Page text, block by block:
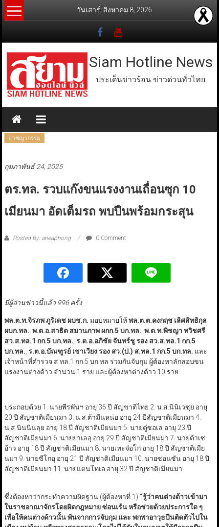
Skip
to
วันเสาร์, สิงหาคม 8, 2026
Siam Hotline News
ประเด็นข่าวร้อน ข่าวด่วนทั่วไทย
อาชญากรรม
กุมภาพันธ์ 24, 2025
ตร.ทล. รวบแก๊งขนแรงงานเถื่อนซุก 10
เมียนมา อัดเต็มรถ พบปืนพร้อมกระสุน
Posted By: aneaphong 0 Comment
มีผู้อ่านข่าวนี้แล้ว 996 ครั้ง
พล.ต.ท.จิรภพ ภูริเดช ผบช.ก. มอบหมายให้พล.ต.ต.คงกฤช เลิศสิทธิกุล
ผบก.ทล., พ.ต.อ.สาธิต สมานภาพ ผกก.5 บก.ทล., พ.ต.ท.พิชญา ทวิชศรี
สว.ส.ทล.1 กก.5 บก.ทล., ร.ต.อ.อภิชัย จันทร์ชู รอง สว.ส.ทล.1 กก.5
บก.ทล., ร.ต.อ.บัณฑูรย์ เขาเวียง รอง สว.(ป.) ส.ทล.1 กก.5 บก.ทล. และ
เจ้าหน้าที่ตำรวจ ส.ทล.1 กก.5 บก.ทล ร่วมกันจับกุม ผู้ต้องหาลักลอบขน
แรงงานต่างด้าว จำนวน 1 ราย และผู้ต้องหาต่างด้าว 10 ราย
ประกอบด้วย 1. นายพีรพันฯ​ อายุ 36 ปี สัญชาติไทย ​2. น.ส.นินิเวซุย ​อายุ
20 ปี สัญชาติเมียนมา 3. น.ส.ต้ามีนหน่อ ​อายุ 24 ปี​สัญชาติเมียนมา ​​4.
น.ส.นินนินลุย ​อายุ 18 ปี สัญชาติเมียนมา 5. นายตู่ซอเล ​อายุ 23 ปี ​
สัญชาติเมียนมา​​ 6. นายยาเลอุ ​อายุ 29 ปี สัญชาติเมียนมา 7. นายต้าเซ
อ้าว​ อายุ 18 ปี ​สัญชาติเมียนมา​ 8. นายเทะจ๋อโก่ ​อายุ 18 ปี สัญชาติเมีย
นมา 9. นายซีโกอุ​ อายุ 21 ปี ​สัญชาติเมียนมา​ 10. นายซอนซัน ​อายุ 18 ปี
สัญชาติเมียนมา 11. นายแตนโทเอ ​อายุ 32 ปี ​สัญชาติเมียนมา
ซึ่งต้องหาว่ากระทำความผิดฐาน (ผู้ต้องหาที่ 1) “รู้ว่าคนต่างด้าวเข้ามา
ในราชอาณาจักรโดยผิดกฎหมาย ซ่อนเร้น หรือช่วยด้วยประการใด ๆ
เพื่อให้คนต่างด้าวนั้น พ้นจากการจับกุม และ พกพาอาวุธปืนติดตัวไปใน